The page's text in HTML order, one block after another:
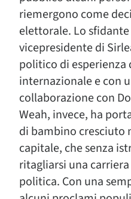
riemergono come
elettorale. Lo sfidante
vicepresidente di
politico di
internazionale e con
collaborazione con
Weah, invece, ha
di bambino cresciuto
capitale, che senza
ritagliarsi una
politica. Con una